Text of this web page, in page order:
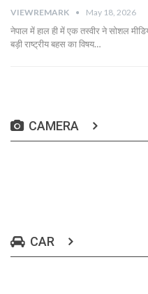
VIEWREMARK May 18, 2026
नेपाल में हाल ही में एक तस्वीर ने सोशल
बड़ी राष्ट्रीय बहस का विषय…
CAMERA
CAR